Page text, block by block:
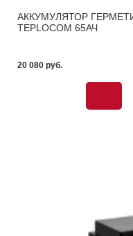
АККУМУЛЯТОР
TEPLOCOM 65АЧ
20 080 pуб.